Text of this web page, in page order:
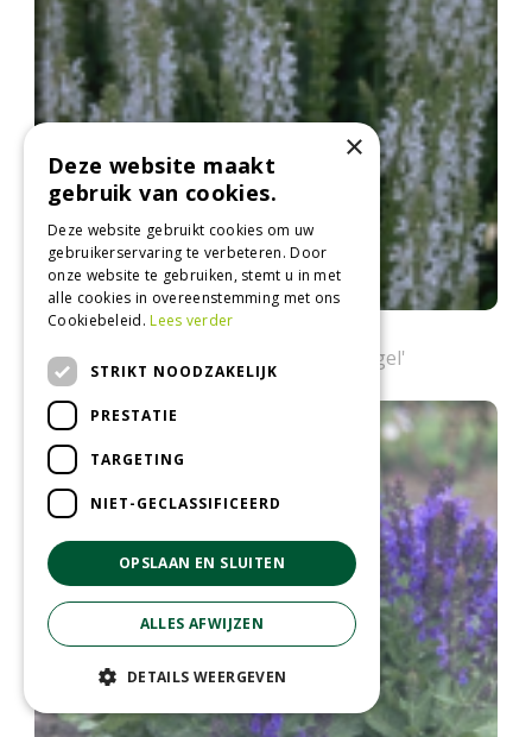
Salvia x sylvestris 'Schneeh?gel'
×
Deze website maakt
gebruik van cookies.
Deze website gebruikt cookies om uw
gebruikerservaring te verbeteren. Door
onze website te gebruiken, stemt u in met
alle cookies in overeenstemming met ons
Cookiebeleid.Lees verder
STRIKT NOODZAKELIJK
PRESTATIE
TARGETING
NIET-GECLASSIFICEERD
OPSLAAN EN SLUITEN
ALLES AFWIJZEN
DETAILS WEERGEVEN